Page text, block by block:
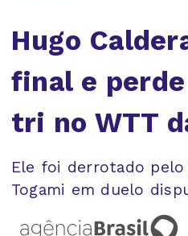
Hugo
final e
tri no WTT
Ele foi derrotado pelo
Togami em duelo